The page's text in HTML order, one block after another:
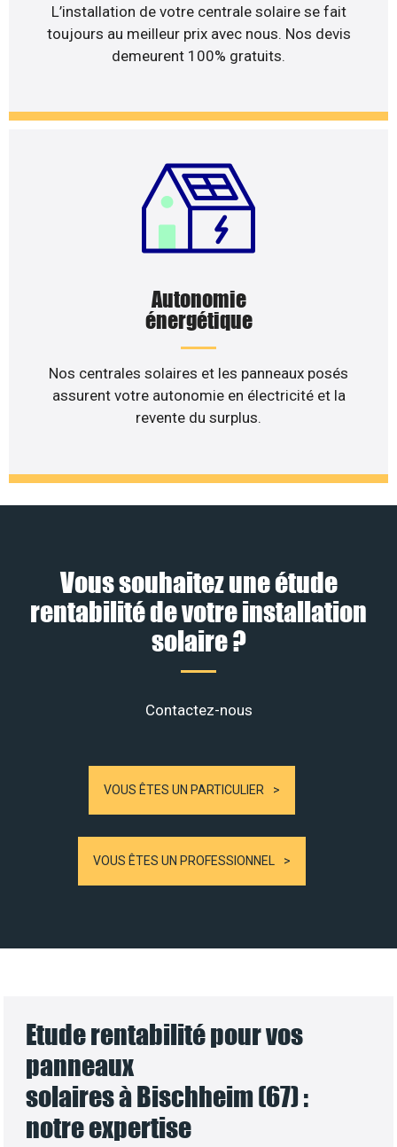
L’installation de votre centrale solaire se fait
toujours au meilleur prix avec nous. Nos devis
demeurent 100% gratuits.
Autonomie
énergétique
Nos centrales solaires et les panneaux posés
assurent votre autonomie en électricité et la
revente du surplus.
Vous souhaitez une étude
rentabilité de votre installation
solaire ?
Contactez-nous
VOUS ÊTES UN PARTICULIER
VOUS ÊTES UN PROFESSIONNEL
Etude rentabilité pour vos
panneaux
solaires à Bischheim (67) :
notre expertise